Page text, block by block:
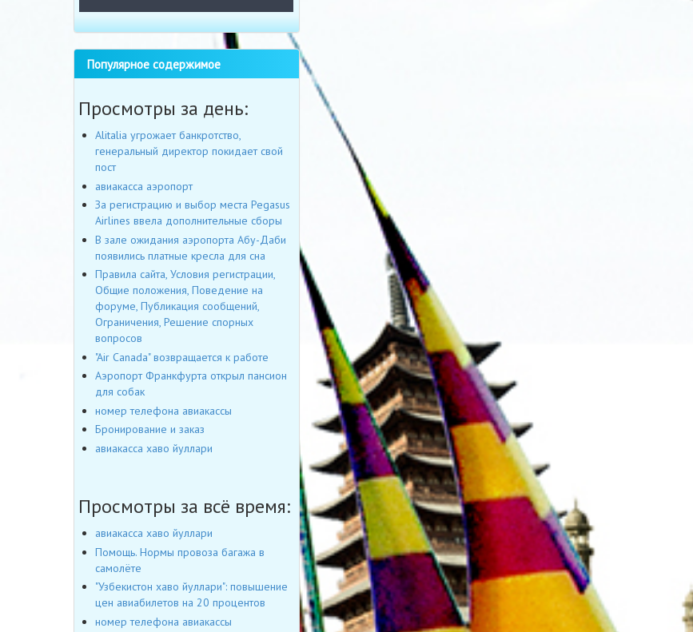
Популярное содержимое
Просмотры за день:
Alitalia угрожает банкротство,
генеральный директор покидает свой
пост
авиакасса аэропорт
За регистрацию и выбор места Pegasus
Airlines ввела дополнительные сборы
В зале ожидания аэропорта Абу-Даби
появились платные кресла для сна
Правила сайта, Условия регистрации,
Общие положения, Поведение на
форуме, Публикация сообщений,
Ограничения, Решение спорных
вопросов
"Air Canada" возвращается к работе
Аэропорт Франкфурта открыл пансион
для собак
номер телефона авиакассы
Бронирование и заказ
авиакасса хаво йуллари
Просмотры за всё время:
авиакасса хаво йуллари
Помощь. Нормы провоза багажа в
самолёте
"Узбекистон хаво йуллари": повышение
цен авиабилетов на 20 процентов
номер телефона авиакассы